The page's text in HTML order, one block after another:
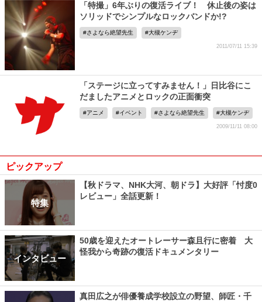
「特撮」6年ぶりの復活ライブ！ 休止後の姿は
ソリッドでシンプルなロックバンドか!?
さよなら絶望先生 大槻ケンヂ
2011/07/11 15:39
「ステージに立ってすみません！」日比谷にこ
だましたアニメとロックの正面衝突
アニメ イベント さよなら絶望先生 大槻ケンヂ
2009/11/11 08:00
ピックアップ
特集
【秋ドラマ、NHK大河、朝ドラ】大好評「忖度0
レビュー」全話更新！
インタビュー
50歳を迎えたオートレーサー森且行に密着 大
怪我から奇跡の復活ドキュメンタリー
真田広之が俳優養成学校設立の野望、師匠・千